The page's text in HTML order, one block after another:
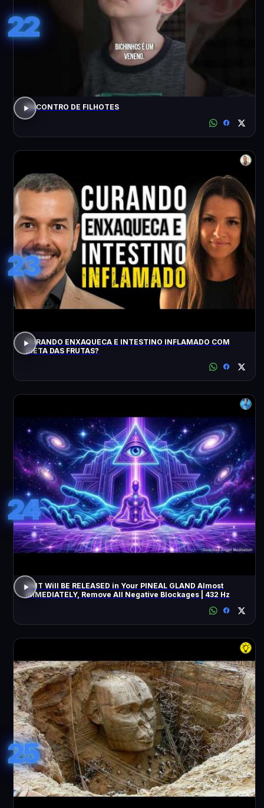
22
ENCONTRO DE FILHOTES
23
CURANDO ENXAQUECA E INTESTINO INFLAMADO COM
DIETA DAS FRUTAS?
24
DMT Will BE RELEASED in Your PINEAL GLAND Almost
IMMEDIATELY, Remove All Negative Blockages | 432 Hz
25